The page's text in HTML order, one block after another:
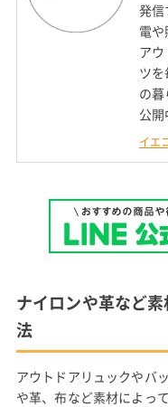
発信
電
ア
ツ
の
公開
イエ
ナイロンや革など
法
アウトドアリュックやバ
や革、布など素材によっ